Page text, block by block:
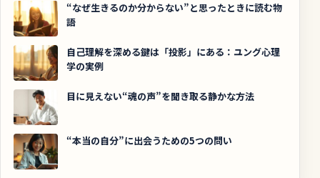
“なぜ生きるのか分からない”と思ったときに読む物
語
自己理解を深める鍵は「投影」にある：ユング心理
学の実例
目に見えない“魂の声”を聞き取る静かな方法
“本当の自分”に出会うための5つの問い